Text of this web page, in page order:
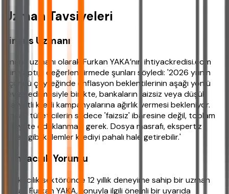
Uzman Tavsiyeleri
Finans Uzmanı
Finans uzmanı olarak Furkan YAKA’nın ihtiyackredisi.com
için yaptığı değerlendirmede şunları söyledi: '2026 yılının
üçüncü çeyreğinde enflasyon beklentilerinin aşağı yönlü
revize edilmesiyle birlikte, bankaların faizsiz veya düşük
maliyetli kredi kampanyalarına ağırlık vermesi bekleniyor.
Ancak tüketicilerin sadece 'faizsiz' ibaresine değil, toplam
maliyete odaklanması gerek. Dosya masrafı, ekspertiz
ücreti gibi kalemler krediyi pahalı hale getirebilir.'
Bankacılık Yorumu
Bankacılık sektöründe 12 yıllık deneyime sahip bir uzman
olarak Furkan YAKA, konuyla ilgili önemli bir uyarıda